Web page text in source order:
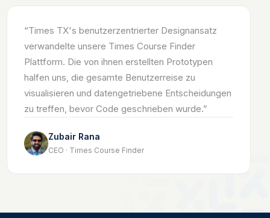
“Times TX's benutzerzentrierter Designansatz
verwandelte unsere Times Course Finder
Plattform. Die von ihnen erstellten Prototypen
halfen uns, die gesamte Benutzerreise zu
visualisieren und datengetriebene Entscheidungen
zu treffen, bevor Code geschrieben wurde.”
Zubair Rana
CEO · Times Course Finder